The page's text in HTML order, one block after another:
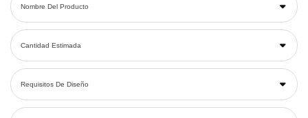
Nombre Del Producto
Cantidad Estimada
Requisitos De Diseño